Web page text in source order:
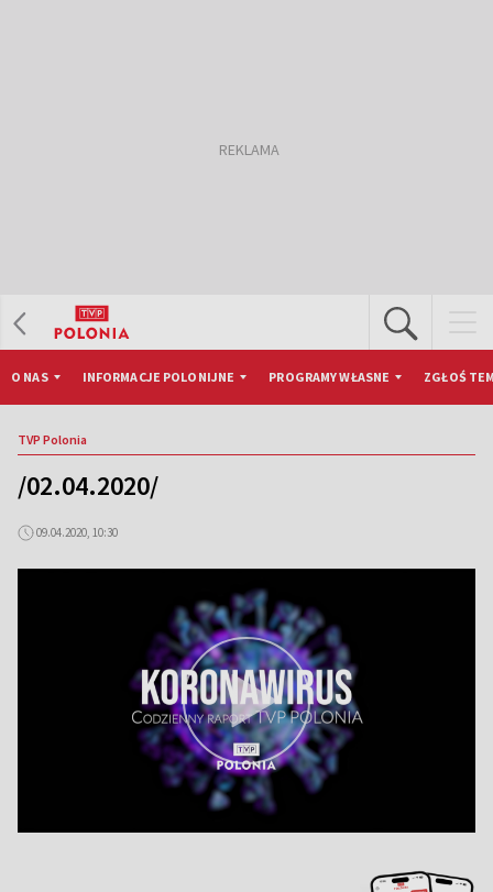
O NAS INFORMACJE POLONIJNE PROGRAMY WŁASNE ZGŁOŚ
TVP Polonia
/02.04.2020/
09.04.2020, 10:30